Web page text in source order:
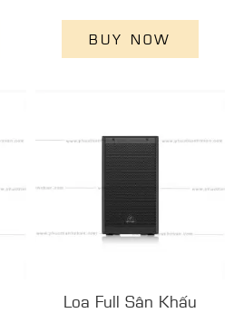
BUY NOW
Loa Full Sân Khấu